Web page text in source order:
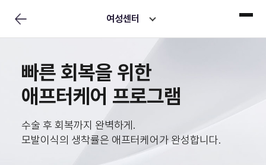
여성센터
빠른 회복을 위한
애프터케어 프로그램
수술 후 회복까지 완벽하게.
모발이식의 생착률은 애프터케어가 완성합니다.